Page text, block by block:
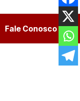
Fale Conosco